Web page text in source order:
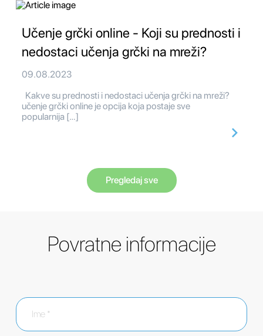
Učenje grčki online - Koji su prednosti i
nedostaci učenja grčki na mreži?
09.08.2023
Kakve su prednosti i nedostaci učenja grčki na mreži?
učenje grčki online je opcija koja postaje sve
popularnija […]
Pregledaj sve
Povratne informacije